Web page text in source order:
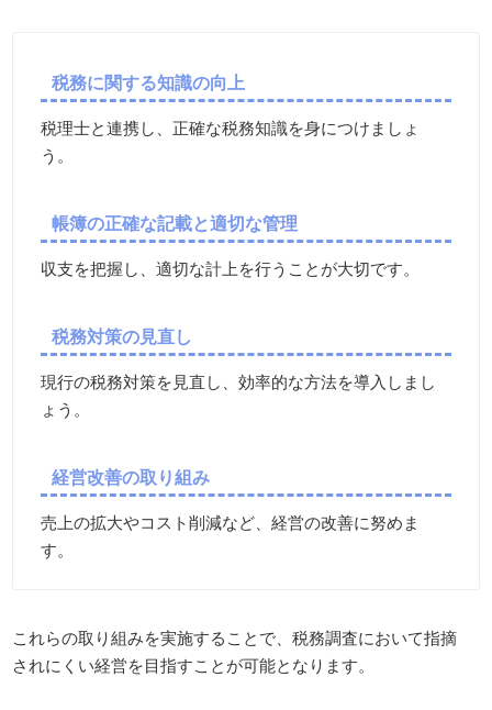
税務に関する知識の向上
税理士と連携し、正確な税務知識を身につけましょ
う。
帳簿の正確な記載と適切な管理
収支を把握し、適切な計上を行うことが大切です。
税務対策の見直し
現行の税務対策を見直し、効率的な方法を導入しまし
ょう。
経営改善の取り組み
売上の拡大やコスト削減など、経営の改善に努めま
す。
これらの取り組みを実施することで、税務調査において指摘
されにくい経営を目指すことが可能となります。